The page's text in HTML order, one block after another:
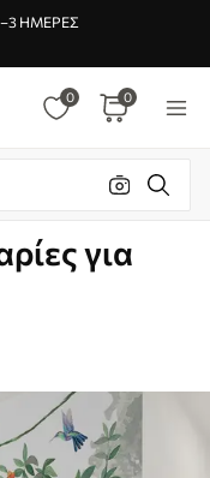
ΗΜΈΡΕΣ
0 0
για